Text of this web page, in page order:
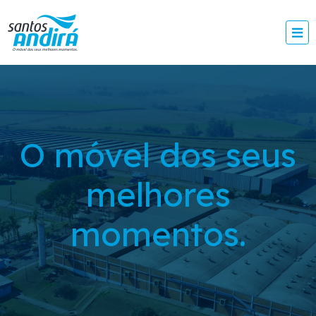
O móvel dos seus
melhores
momentos.